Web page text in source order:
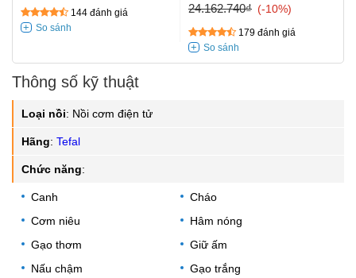
144 đánh giá
24.162.740₫
-10%
179 đánh giá
Thông số kỹ thuật
Loại nồi: Nồi cơm điện tử
Hãng: Tefal
Chức năng:
Canh
Cháo
Cơm niêu
Hâm nóng
Gạo thơm
Giữ ấm
Nấu chậm
Gạo trắng